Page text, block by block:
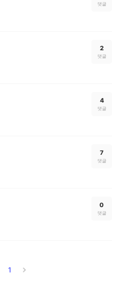
댓글
2
댓글
4
댓글
7
댓글
0
댓글
1